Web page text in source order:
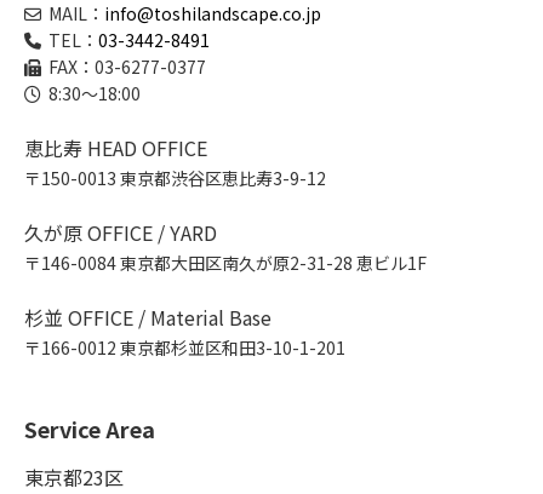
MAIL： info@toshilandscape.co.jp
TEL： 03-3442-8491
FAX：03-6277-0377
8:30～18:00
恵比寿 HEAD OFFICE
〒150-0013 東京都渋谷区恵比寿3-9-12
久が原 OFFICE / YARD
〒146-0084 東京都大田区南久が原2-31-28 恵ビル1F
杉並 OFFICE / Material Base
〒166-0012 東京都杉並区和田3-10-1-201
Service Area
東京都23区